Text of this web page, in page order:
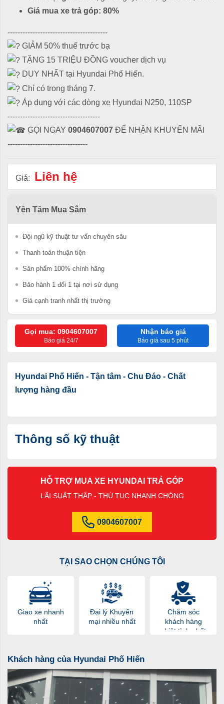
Giá mua xe trả góp: 80%
----------------------------------------
GIẢM 50% thuế trước bạ
TẶNG 15 TRIỆU ĐỒNG voucher dịch vụ
DUY NHẤT tại Hyundai Phố Hiến.
Chỉ có trong tháng 7.
Áp dụng với các dòng xe Hyundai N250, 110SP
-------------------------------------
GỌI NGAY 0904607007 ĐỂ NHẬN KHUYẾN MÃI
--------------------------------
Giá: Liên hệ
Yên Tâm Mua Sắm
Đội ngũ kỹ thuật tư vấn chuyên sâu
Thanh toán thuận tiện
Sản phẩm 100% chính hãng
Bảo hành 1 đổi 1 tại nơi sử dụng
Giá cạnh tranh nhất thị trường
Gọi mua: 0904607007
Báo giá 24/7
Nhận báo giá
Báo giá sau 5 phút
Hyundai Phố Hiến - Tận tâm - Chu Đáo - Chất
lượng hàng đầu
Thông số kỹ thuật
HỖ TRỢ MUA XE HYUNDAI TRẢ GÓP
LÃI SUẤT THẤP - THỦ TỤC NHANH CHÓNG
0904607007
TẠI SAO CHỌN CHÚNG TÔI
Giao xe nhanh
nhất
Đại lý Khuyến
mại nhiều nhất
Chăm sóc
khách hàng
nhiệt tình nhất
Khách hàng của Hyundai Phố Hiến